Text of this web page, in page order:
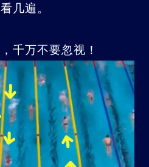
几遍。
千万不要忽视！